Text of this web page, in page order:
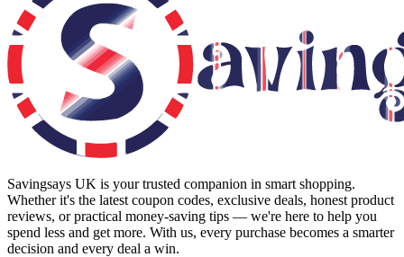
Savingsays UK is your trusted companion in smart shopping.
Whether it's the latest coupon codes, exclusive deals, honest product
reviews, or practical money-saving tips — we're here to help you
spend less and get more. With us, every purchase becomes a smarter
decision and every deal a win.